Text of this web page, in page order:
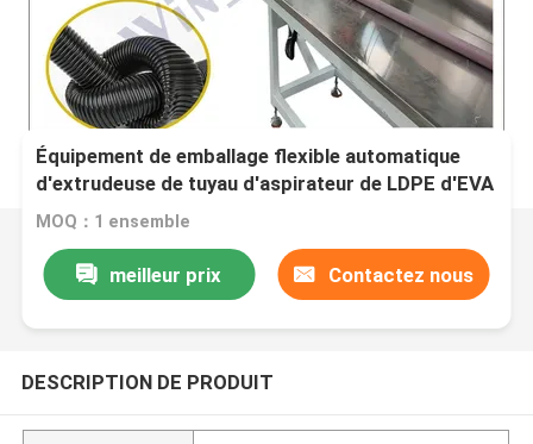
Équipement de emballage flexible automatique
d'extrudeuse de tuyau d'aspirateur de LDPE d'EVA
de tube
MOQ：1 ensemble
meilleur prix Contactez nous
DESCRIPTION DE PRODUIT